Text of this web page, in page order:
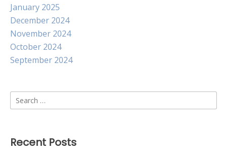
January 2025
December 2024
November 2024
October 2024
September 2024
Search
for:
Recent Posts